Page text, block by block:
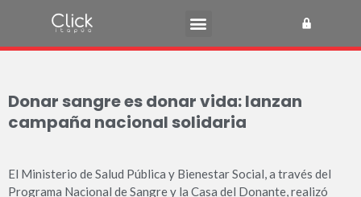
Donar sangre es donar vida: lanzan
campaña nacional solidaria
El Ministerio de Salud Pública y Bienestar Social, a través del
Programa Nacional de Sangre y la Casa del Donante, realizó